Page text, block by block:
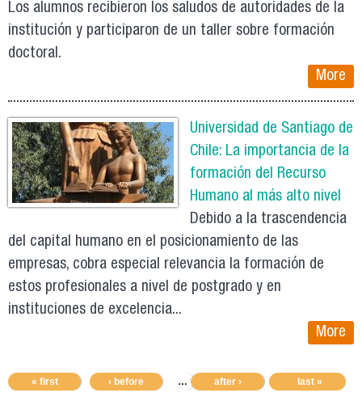
Los alumnos recibieron los saludos de autoridades de la
institución y participaron de un taller sobre formación
doctoral.
More
Universidad de Santiago de
Chile: La importancia de la
formación del Recurso
Humano al más alto nivel
Debido a la trascendencia
del capital humano en el posicionamiento de las
empresas, cobra especial relevancia la formación de
estos profesionales a nivel de postgrado y en
instituciones de excelencia...
More
« first ‹ before … 50 53
after › last »